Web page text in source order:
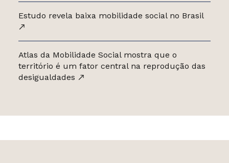
Estudo revela baixa mobilidade social no Brasil
Atlas da Mobilidade Social mostra que o
território é um fator central na reprodução das
desigualdades